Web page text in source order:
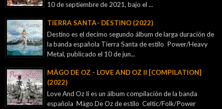
10 de septiembre de 2021, bajo el ...
TIERRA SANTA- DESTINO (2022)
Destino es el decimo segundo álbum de larga duración de
la banda española Tierra Santa de estilo Power/Heavy
Metal, publicado el 10 de jun...
MÄGO DE OZ - LOVE AND OZ II [COMPILATION]
(2022)
Love And Oz Ii es un álbum compilación de la banda
española Mägo De Oz de estilo Celtic/Folk/Power